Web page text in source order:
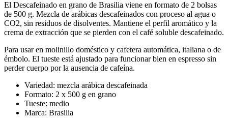
El Descafeinado en grano de Brasilia viene en formato de 2 bolsas
de 500 g. Mezcla de arábicas descafeinados con proceso al agua o
CO2, sin residuos de disolventes. Mantiene el perfil aromático y la
crema de extracción que se pierden con el café soluble descafeinado.
Para usar en molinillo doméstico y cafetera automática, italiana o de
émbolo. El tueste está ajustado para funcionar bien en espresso sin
perder cuerpo por la ausencia de cafeína.
Variedad: mezcla arábica descafeinada
Formato: 2 x 500 g en grano
Tueste: medio
Marca: Brasilia